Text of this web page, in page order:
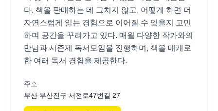
다. 책을 판매하는 데 그치지 않고, 어떻게 하면 더
자연스럽게 읽는 경험으로 이어질 수 있을지 고민
하며 공간을 꾸려가고 있다. 매월 다양한 작가와의
만남과 시즌제 독서모임을 진행하며, 책을 매개로
한 여러 독서 경험을 제공한다.
주소
부산 부산진구 서전로47번길 27